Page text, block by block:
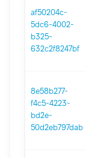
af50204c-
5dc6-4002-
b325-
632c2f8247bf
8e58b277-
f4c5-4223-
bd2e-
50d2eb797dab